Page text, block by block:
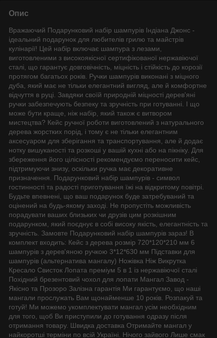
Опис
Вражаючий Подарунковий набір шампурів Індіана Джонс -
ідеальний подарунок для любителів грилю та майстрів
кулінарії! Цей набір включає шампура з лезами,
виготовленими з високоякісної сертифікованої нержавіючої
сталі, що гарантує довговічність, міцність і стійкість до корозії
протягом багатьох років. Ручки шампурів виконані з міцного
дуба, який має не тільки елегантний вигляд, але й комфортне
відчуття в руці. Завдяки своїй природній міцності дерев'яні
ручки забезпечують безпеку та зручність при готуванні. І що
може бути краще, ніж набір, який також є витвором
мистецтва? Кейс ручної роботи виготовлений з натурального
дерева жорстких порід, і тому є не тільки елегантним
аксесуаром для зберігання та транспортування, але й додає
нотку вишуканості та розкоші у вашій кухні або на пікніку. Для
збереження його цілісності рекомендуємо переносити кейс,
підтримуючи знизу, оскільки ручка має декоративне
призначення. Подарунковий набір шампурів - символ
гостинності та радості приготування їжі на відкритому повітрі.
Будьте впевнені, що ваш подарунок буде затребуваний та
оцінений на будь-якому заході. Не пропустіть можливість
порадувати ваших близьких чи друзів цим розкішним
подарунком, який поєднує в собі високу якість, елегантність та
зручність. Замовте Подарунковий набір шампурів зараз! В
комплект входить: Кейс з дерева розмір 720*120*210 мм 6
шампурів з дерев'яною ручкою 3*12*630 мм Підставки для
шампурів (альтернатива мангалу) Ножівка Ніж Викрутка
Кресало Свисток Лопата преміум 5 в 1 із нержавіючої сталі
Похідний брезентовий чохол для лопати Мангал Завод -
Якісно та Прозоро Залізна гарантія Ми гарантуємо, що наші
мангали прослужать Вам щонайменше 10 років. Розпакуй та
готуй! Ми можемо укомплектувати мангал усім необхідним
для того, щоб Ви приступили до готування одразу після
отримання товару. Швидка доставка Отримайте мангал у
найкоротші терміни по всій Україні. Нічого зайвого Лише смак